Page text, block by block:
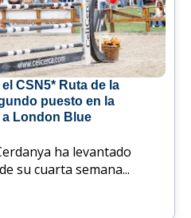
CSN5* Ruta de la
puesto en la
London Blue
ha levantado
su cuarta semana...